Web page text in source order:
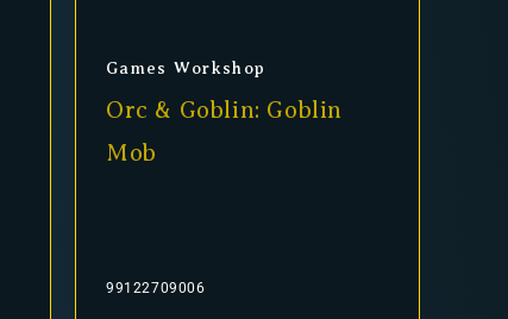
Anbieter:
Games Workshop
Orc & Goblin: Goblin
Mob
99122709006